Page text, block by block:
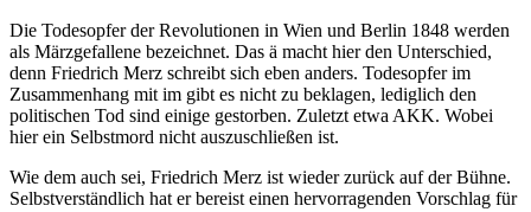
Die Todesopfer der Revolutionen in Wien und Berlin 1848 werden
als Märzgefallene bezeichnet. Das ä macht hier den Unterschied,
denn Friedrich Merz schreibt sich eben anders. Todesopfer im
Zusammenhang mit im gibt es nicht zu beklagen, lediglich den
politischen Tod sind einige gestorben. Zuletzt etwa AKK. Wobei
hier ein Selbstmord nicht auszuschließen ist.
Wie dem auch sei, Friedrich Merz ist wieder zurück auf der Bühne.
Selbstverständlich hat er bereist einen hervorragenden Vorschlag für